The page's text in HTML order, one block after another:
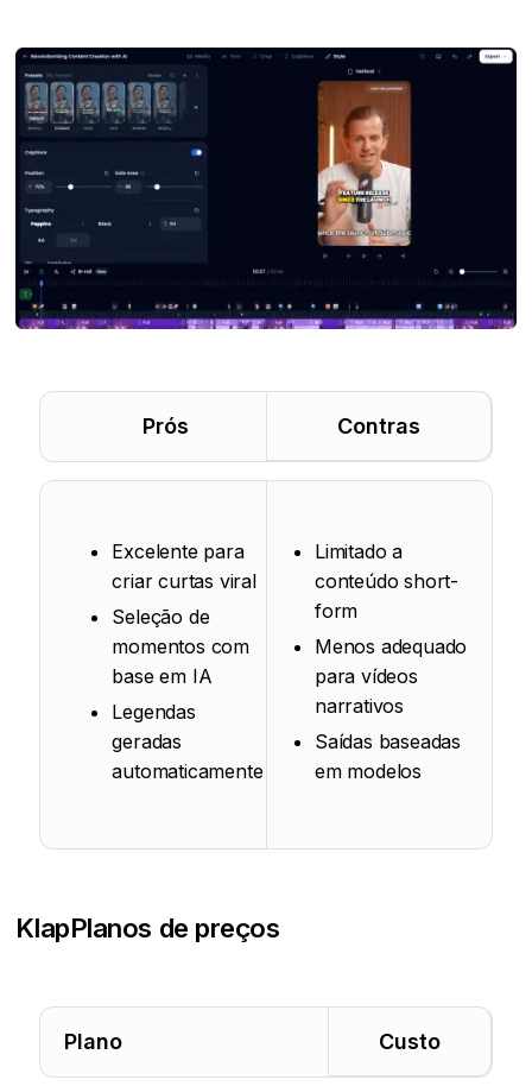
Prós Contras
Excelente para
criar curtas viral
Seleção de
momentos com
base em IA
Legendas
geradas
automaticamente
Limitado a
conteúdo short-
form
Menos adequado
para vídeos
narrativos
Saídas baseadas
em modelos
KlapPlanos de preços
Plano Custo